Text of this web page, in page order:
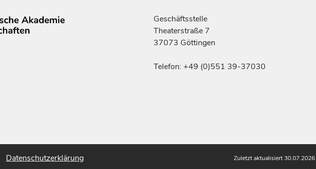
Geschäftsstelle
Theaterstraße 7
37073 Göttingen
Telefon: +49 (0)551 39-37030
Datenschutzerklärung Zuletzt aktualisiert 30.07.2026